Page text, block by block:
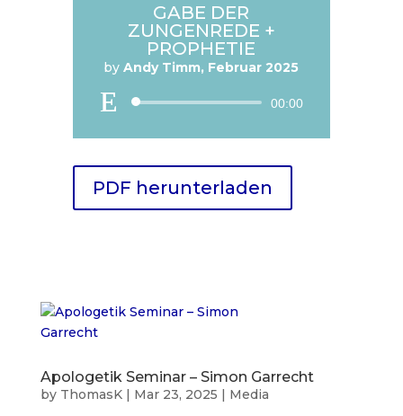
GABE DER
ZUNGENREDE +
PROPHETIE
byAndy Timm, Februar 2025
Audio
00:00
PDF herunterladen
Apologetik Seminar – Simon Garrecht
by ThomasK| Mar 23, 2025 | Media